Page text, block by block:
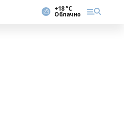
+18 °С
Облачно